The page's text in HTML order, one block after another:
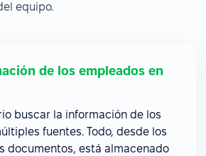
equipo.
de los empleados en
buscar la información de los
fuentes. Todo, desde los
documentos, está almacenado